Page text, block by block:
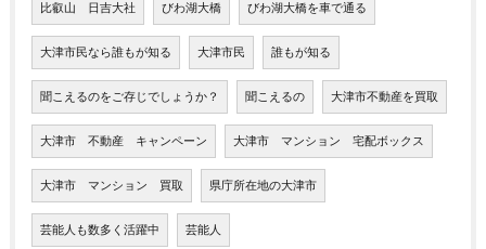
比叡山 日吉大社 びわ湖大橋 びわ湖大橋を車で通る
大津市民なら誰もが知る 大津市民 誰もが知る
聞こえるのをご存じでしょうか？ 聞こえるの 大津市不動産を買取
大津市 不動産 キャンペーン 大津市 マンション 宅配ボックス
大津市 マンション 買取 県庁所在地の大津市
芸能人も数多く活躍中 芸能人